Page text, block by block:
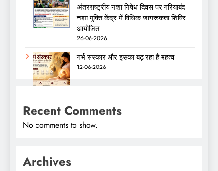
अंतरराष्ट्रीय नशा निषेध दिवस पर गरियाबंद
नशा मुक्ति केंद्र में विधिक जागरूकता शिविर
आयोजित
26-06-2026
गर्भ संस्कार और इसका बढ़ रहा है महत्व
12-06-2026
Recent Comments
No comments to show.
Archives